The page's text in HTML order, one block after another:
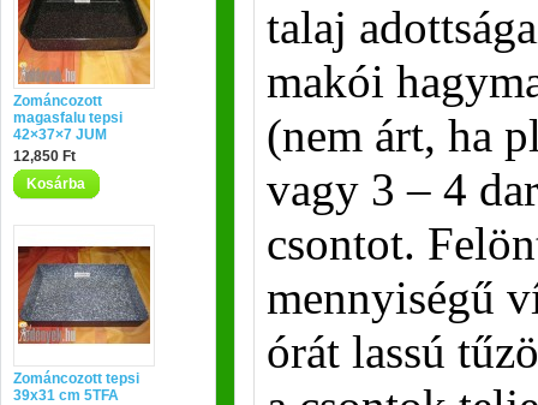
Zománcozott
magasfalu tepsi
42×37×7 JUM
12,850 Ft
Kosárba
Zománcozott tepsi
39x31 cm 5TFA
talaj
makói
(nem árt, ha
vagy 3 – 4
csontot.
mennyiségű
órát lassú